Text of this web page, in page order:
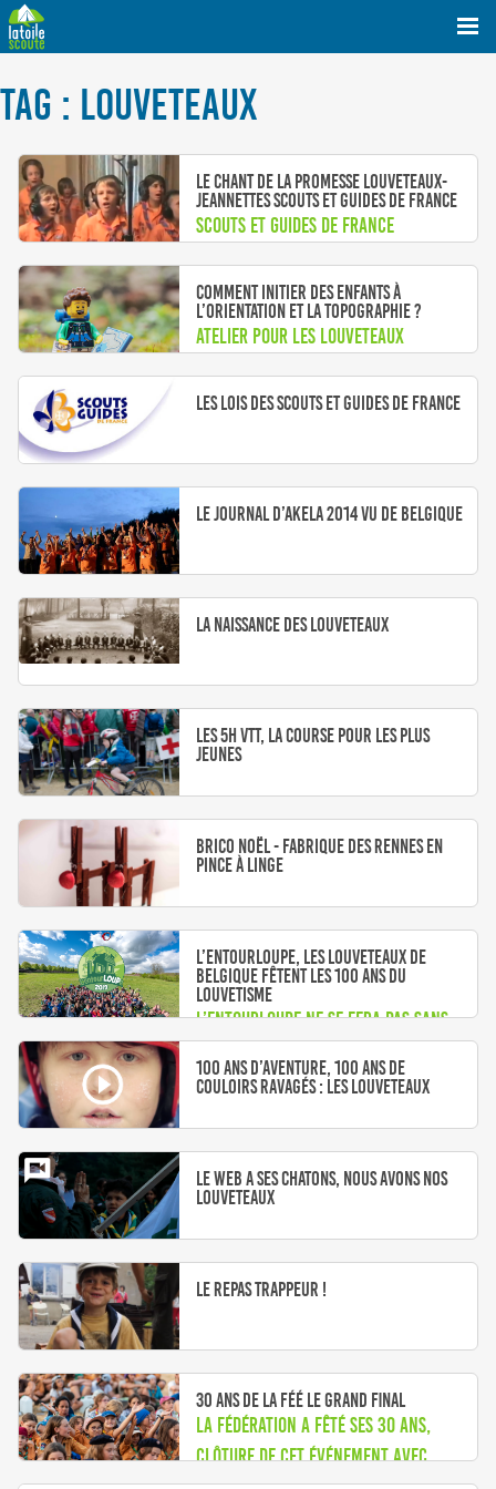
TAG : LOUVETEAUX
Le chant de la promesse louveteaux-
jeannettes Scouts et Guides de France
Scouts et Guides de France
Comment initier des enfants à
l’orientation et la topographie ?
Atelier pour les louveteaux
Les Lois des Scouts et Guides de France
Le journal d’Akela 2014 vu de Belgique
La naissance des louveteaux
Les 5h VTT, la course pour les plus
jeunes
Brico Noël - Fabrique des rennes en
pince à linge
L’entourLOUPe, les louveteaux de
Belgique fêtent les 100 ans du
louvetisme
L’entourLOUPe ne se fera pas sans
100 ans d’aventure, 100 ans de
couloirs ravagés : les louveteaux
Le web a ses chatons, nous avons nos
louveteaux
Le Repas trappeur !
30 ans de la FÉÉ le grand final
La fédération a fêté ses 30 ans,
clôture de cet événement avec